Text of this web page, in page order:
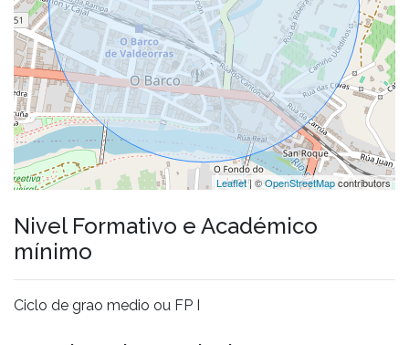
Leaflet| ©OpenStreetMapcontributors
Nivel Formativo e Académico
mínimo
Ciclo de grao medio ou FP I